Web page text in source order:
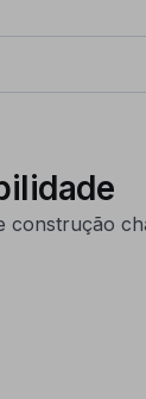
construção